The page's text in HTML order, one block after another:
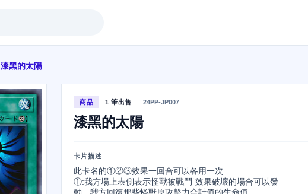
漆黑的太陽
商品 1 筆出售 24PP-JP007
漆黑的太陽
卡片描述
此卡名的①②③效果一回合可以各用一次
①:我方場上表側表示怪獸被戰鬥˙效果破壞的場合可以發